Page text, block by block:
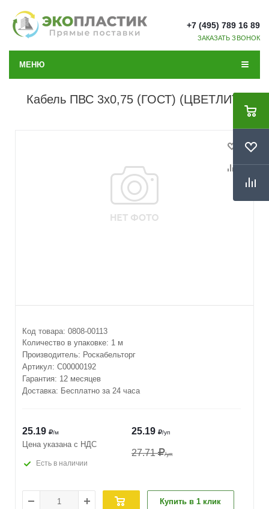
+7 (495) 789 16 89
ЗАКАЗАТЬ ЗВОНОК
МЕНЮ
Кабель ПВС 3х0,75 (ГОСТ) (ЦВЕТЛИТ)
Код товара: 0808-00113
Количество в упаковке: 1 м
Производитель: Роскабельторг
Артикул: С00000192
Гарантия: 12 месяцев
Доставка: Бесплатно за 24 часа
25.19 /уп
27.71 /уп
25.19 /м
Цена указана с НДС
Есть в наличии
Купить в 1 клик